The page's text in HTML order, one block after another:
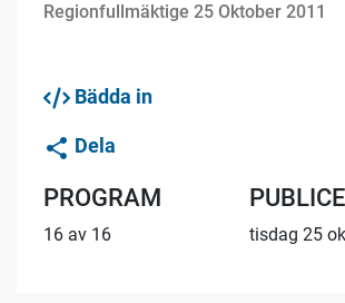
Regionfullmäktige 25 Oktober 2011
Bädda in
Dela
PROGRAM
16 av 16 tisdag 25